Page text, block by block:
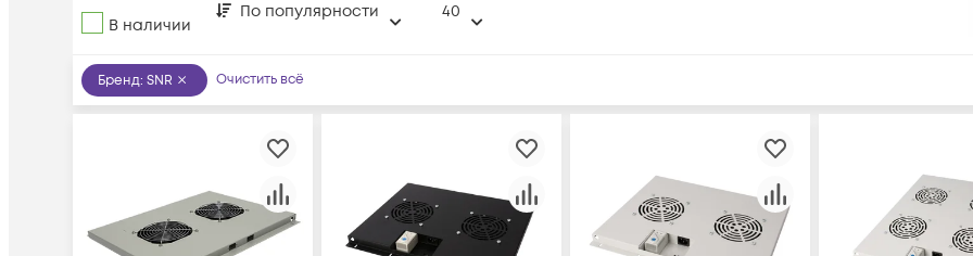
В наличии
По популярности 40
Бренд: SNR Очистить всё